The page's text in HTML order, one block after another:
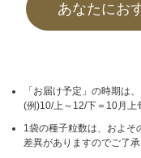
あなたにお
「お届け予定」の時期は
(例)10/上～12/下＝10月
1袋の種子粒数は、およそ
差異がありますのでご了承